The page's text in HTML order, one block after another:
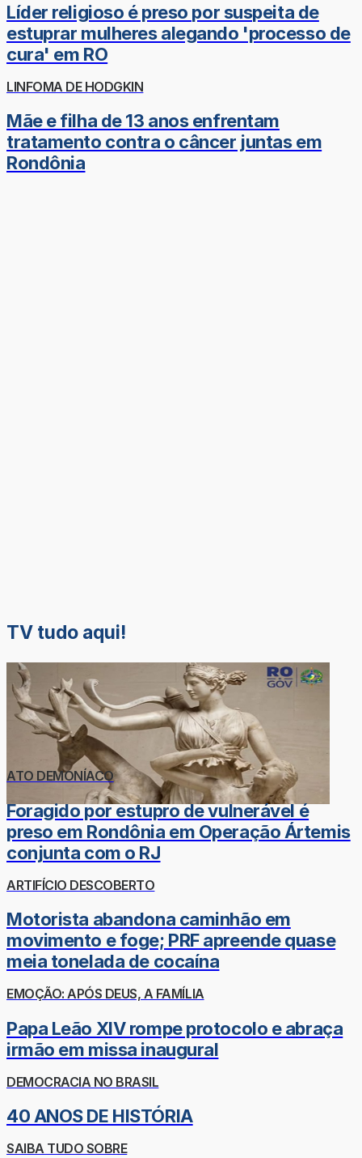
Líder religioso é preso por suspeita de
estuprar mulheres alegando 'processo de
cura' em RO
LINFOMA DE HODGKIN
Mãe e filha de 13 anos enfrentam
tratamento contra o câncer juntas em
Rondônia
TV tudo aqui!
ATO DEMONÍACO
Foragido por estupro de vulnerável é
preso em Rondônia em Operação Ártemis
conjunta com o RJ
ARTIFÍCIO DESCOBERTO
Motorista abandona caminhão em
movimento e foge; PRF apreende quase
meia tonelada de cocaína
EMOÇÃO: APÓS DEUS, A FAMÍLIA
Papa Leão XIV rompe protocolo e abraça
irmão em missa inaugural
DEMOCRACIA NO BRASIL
40 ANOS DE HISTÓRIA
SAIBA TUDO SOBRE